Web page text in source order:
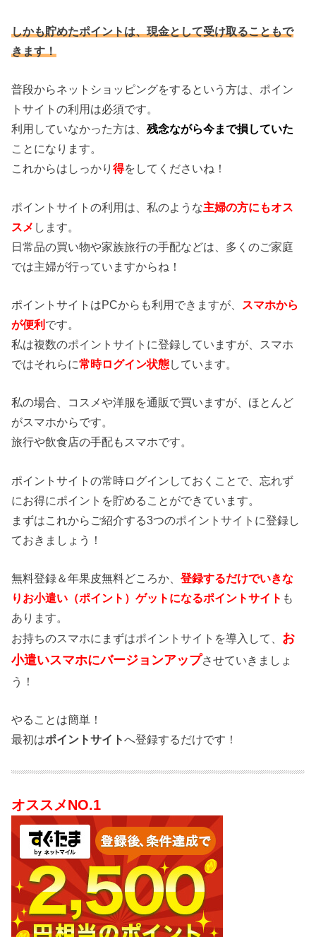
しかも貯めたポイントは、現金として受け取ることもで
きます！
普段からネットショッピングをするという方は、ポイン
トサイトの利用は必須です。
利用していなかった方は、残念ながら今まで損していた
ことになります。
これからはしっかり得をしてくださいね！
ポイントサイトの利用は、私のような主婦の方にもオス
スメ します。
日常品の買い物や家族旅行の手配などは、多くのご家庭
では主婦が行っていますからね！
ポイントサイトはPCからも利用できますが、 スマホから
が便利 です。
私は複数のポイントサイトに登録していますが、スマホ
ではそれらに常時ログイン状態しています。
私の場合、コスメや洋服を通販で買いますが、ほとんど
がスマホからです。
旅行や飲食店の手配もスマホです。
ポイントサイトの常時ログインしておくことで、忘れず
にお得にポイントを貯めることができています。
まずはこれからご紹介する3つのポイントサイトに登録し
ておきましょう！
無料登録＆年果皮無料どころか、登録するだけでいきな
りお小遣い（ポイント）ゲットになるポイントサイト も
あります。
お持ちのスマホにまずはポイントサイトを導入して、 お
小遣いスマホにバージョンアップさせていきましょ
う！
やることは簡単！
最初はポイントサイトへ登録するだけです！
オススメNO.1